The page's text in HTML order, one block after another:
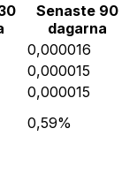
Senaste 90
dagarna
0,000016
0,000015
0,000015
0,59%